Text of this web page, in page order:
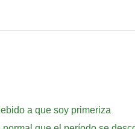
a que soy primeriza